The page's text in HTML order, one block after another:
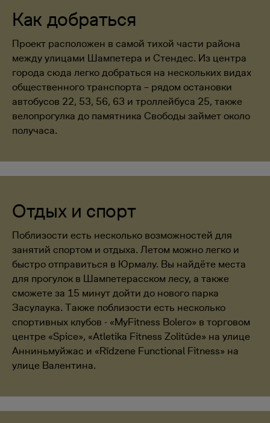
Как добраться
Проект расположен в самой тихой части района
между улицами Шампетера и Стендес. Из центра
города сюда легко добраться на нескольких видах
общественного транспорта – рядом остановки
автобусов 22, 53, 56, 63 и троллейбуса 25, также
велопрогулка до памятника Свободы займет около
получаса.
Отдых и спорт
Поблизости есть несколько возможностей для
занятий спортом и отдыха. Летом можно легко и
быстро отправиться в Юрмалу. Вы найдёте места
для прогулок в Шампетерасском лесу, а также
сможете за 15 минут дойти до нового парка
Засулаука. Также поблизости есть несколько
спортивных клубов - «MyFitness Bolero» в торговом
центре «Spice», «Atletika Fitness Zolitūde» на улице
Анниньмуйжас и «Rīdzene Functional Fitness» на
улице Валентина.